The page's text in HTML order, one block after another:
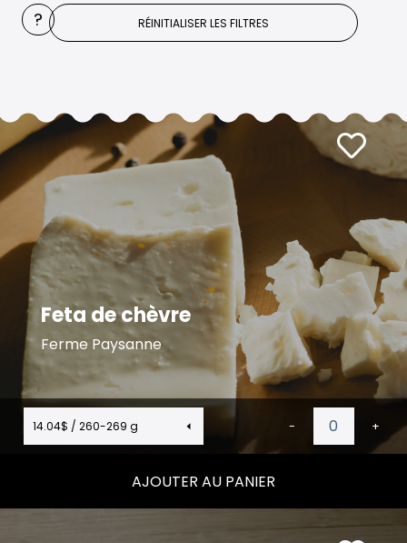
? RÉINITIALISER LES FILTRES
Feta de chèvre
Ferme Paysanne
14.04$ / 260-269 g - +
AJOUTER AU PANIER